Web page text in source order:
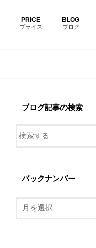
PRICE
プライス
BLOG
ブログ
ブログ記事の検索
バックナンバー